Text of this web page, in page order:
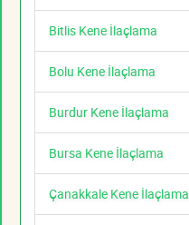
Bitlis Kene İlaçlama
Bolu Kene İlaçlama
Burdur Kene İlaçlama
Bursa Kene İlaçlama
Çanakkale Kene İlaçlama